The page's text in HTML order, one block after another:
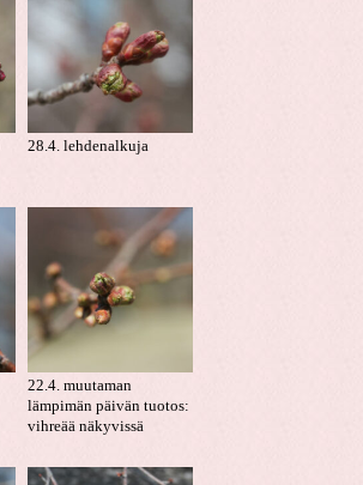
28.4. lehdenalkuja
22.4. muutaman
lämpimän päivän tuotos:
vihreää näkyvissä